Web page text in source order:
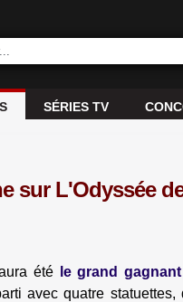
SÉRIES TV
sur L'Odyssée
été le grand gagnant
avec quatre